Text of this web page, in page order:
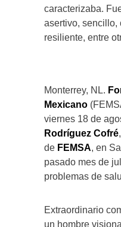
caracterizaba.
asertivo, sencillo,
resiliente, entre
Monterrey, NL.
Mexicano
viernes 18 de
Rodríguez Cofré
de FEMSA, en
pasado mes de
problemas de
Extraordinario
un hombre